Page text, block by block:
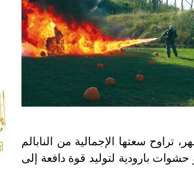
سعتها الإجمالية من النابالم
المضغوط أو حشوات بارودية لتوليد قوة دافعة إلى